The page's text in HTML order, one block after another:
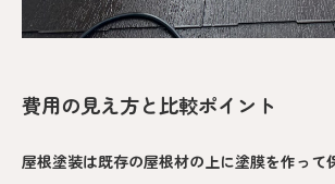
費用の見え方と比較ポイント
屋根塗装は既存の屋根材の上に塗膜を作って